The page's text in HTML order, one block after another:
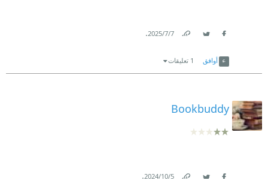
7‏/7‏/2025
.
أوافق 1 تعليقات
Bookbuddy
5‏/10‏/2024
.